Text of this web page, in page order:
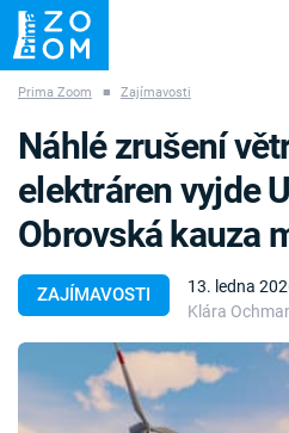
ZÁHADY VETŘELCI DÁVNOVĚKU
Témata
Témata
Prima Zoom ■ Zajímavosti
ZAJÍMAVOSTI
13. ledna
Klára
Náhlé zrušení
elektráren vyjde
Obrovská kauza